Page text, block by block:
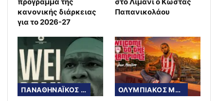
κανονικής διάρκειας
για το 2026-27
Παπανικολάου
ΠΑΝΑΘΗΝΑΪΚΟΣ ΜΠΑΣΚΕΤ ΟΛΥΜΠΙΑΚΟΣ ΜΠΑΣΚΕΤ